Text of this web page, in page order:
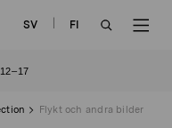
SV
FI
Flykt och andra bilder